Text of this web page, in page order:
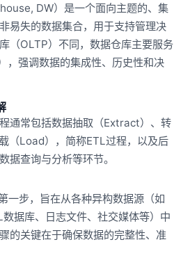
DW）是一个面向主题的、集
易失的数据集合，用于支持管理决
（OLTP）不同，数据仓库主要服务
，强调数据的集成性、历史性和决
通常包括数据抽取（Extract）、转
（Load），简称ETL过程，以及后
据查询与分析等环节。
一步，旨在从各种异构数据源（如
据库、日志文件、社交媒体等）中
的关键在于确保数据的完整性、准